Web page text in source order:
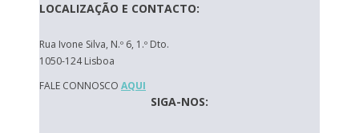
LOCALIZAÇÃO E CONTACTO:
Rua Ivone Silva, N.º 6, 1.º Dto.
1050-124 Lisboa
FALE CONNOSCO AQUI
SIGA-NOS: